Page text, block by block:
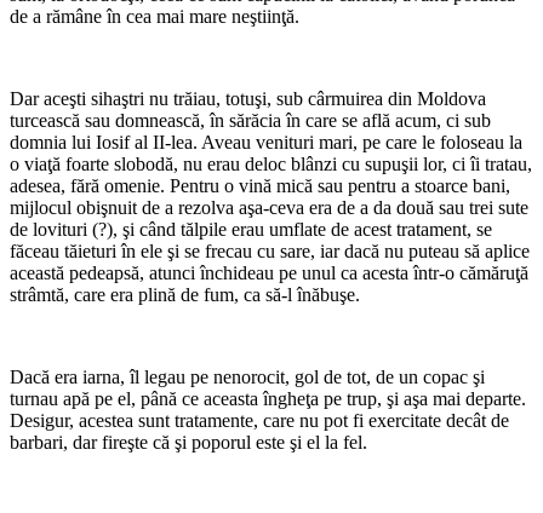
de a rămâne în cea mai mare neştiinţă.
Dar aceşti sihaştri nu trăiau, totuşi, sub cârmuirea din Moldova
turcească sau domnească, în sărăcia în care se află acum, ci sub
domnia lui Iosif al II-lea. Aveau venituri mari, pe care le foloseau la
o viaţă foarte slobodă, nu erau deloc blânzi cu supuşii lor, ci îi tratau,
adesea, fără omenie. Pentru o vină mică sau pentru a stoarce bani,
mijlocul obişnuit de a rezolva aşa-ceva era de a da două sau trei sute
de lovituri (?), şi când tălpile erau umflate de acest tratament, se
făceau tăieturi în ele şi se frecau cu sare, iar dacă nu puteau să aplice
această pedeapsă, atunci închideau pe unul ca acesta într-o cămăruţă
strâmtă, care era plină de fum, ca să-l înăbuşe.
Dacă era iarna, îl legau pe nenorocit, gol de tot, de un copac şi
turnau apă pe el, până ce aceasta îngheţa pe trup, şi aşa mai departe.
Desigur, acestea sunt tratamente, care nu pot fi exercitate decât de
barbari, dar fireşte că şi poporul este şi el la fel.